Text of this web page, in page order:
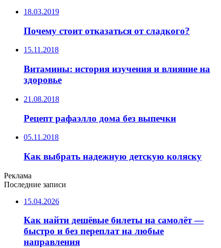
18.03.2019
Почему стоит отказаться от сладкого?
15.11.2018
Витамины: история изучения и влияние на
здоровье
21.08.2018
Рецепт рафаэлло дома без выпечки
05.11.2018
Как выбрать надежную детскую коляску
Реклама
Последние записи
15.04.2026
Как найти дешёвые билеты на самолёт —
быстро и без переплат на любые
направления